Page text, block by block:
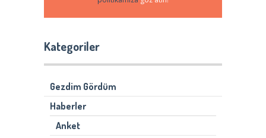
Kategoriler
Gezdim Gördüm
Haberler
Anket